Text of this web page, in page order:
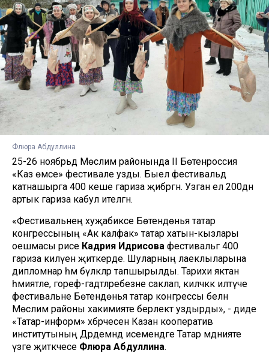
Флюра Абдуллина
25-26 ноябрьдә Мөслим районында II Бөтенроссия
«Каз өмәсе» фестивале узды. Быел фестивальдә
катнашырга 400 кеше гариза җибәргән. Узган ел 200дән
артык гариза кабул ителгән.
«Фестивальнең хуҗабикәсе Бөтендөнья татар
конгрессының «Ак калфак» татар хатын-кызлары
оешмасы рәисе Кадрия Идрисова фестивальгә 400
гариза килүен җиткерде. Шуларның лаеклыларына
дипломнар һәм бүләкләр тапшырылды. Тарихи яктан
әһәмиятле, гореф-гадәтләребезне саклап, киләчәккә илтүче
фестивальне Бөтендөнья татар конгрессы белән
Мөслим районы хакимияте берлектә уздырды», - диде
«Татар-информ» хәбәрчесенә Казан кооператив
институтының Дәрдемәнд исемендәге Татар мәдәнияте
үзәге җитәкчесе Флюра Абдуллина.